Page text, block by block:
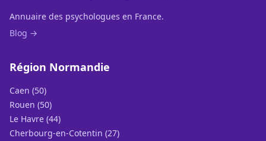
Annuaire des psychologues en France.
Blog →
Région Normandie
Caen (50)
Rouen (50)
Le Havre (44)
Cherbourg-en-Cotentin (27)